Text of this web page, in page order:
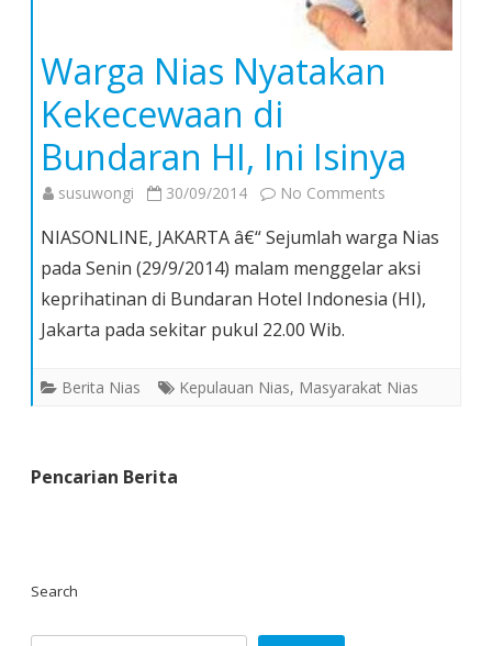
Warga Nias Nyatakan
Kekecewaan di
Bundaran HI, Ini Isinya
susuwongi 30/09/2014 No Comments
Nias
Nyatakan
Kekecewaan
HI,
NIASONLINE, JAKARTA â€“ Sejumlah warga Nias
pada Senin (29/9/2014) malam menggelar aksi
keprihatinan di Bundaran Hotel Indonesia (HI),
Jakarta pada sekitar pukul 22.00 Wib.
Berita Nias Kepulauan Nias, Masyarakat Nias
Pencarian Berita
Search